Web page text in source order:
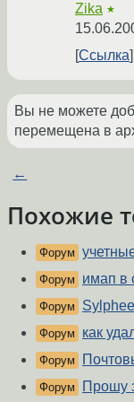
Zika ★
Ссылка
Вы не можете
перемещена в
←
Похожие
Форум
Форум имап в
Форум
Форум как
Форум
Форум Прошу